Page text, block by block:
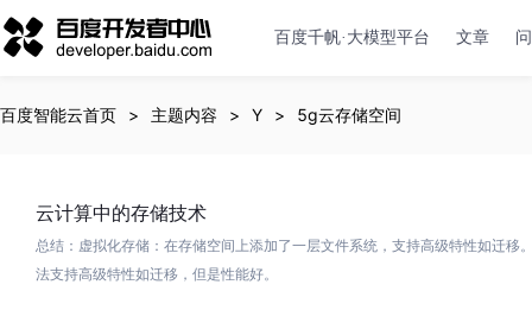
百度千帆·大模型平台 文章
百度智能云首页 主题内容 Y 5g云存储空间
云计算中的存储技术
总结：虚拟化存储 ：在存储空间上添加了一层文件系统，支持高级特性如迁移
法支持高级特性如迁移，但是性能好。